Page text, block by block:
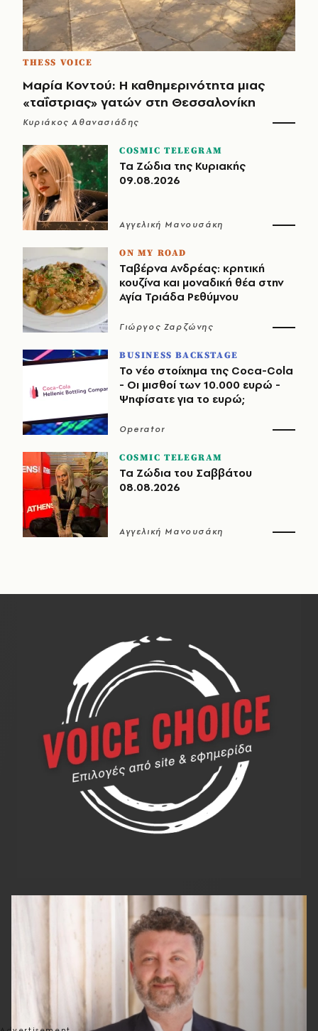
THESS VOICE
Μαρία Κοντού: Η καθημερινότητα μιας
«ταΐστριας» γατών στη Θεσσαλονίκη
Κυριάκος Αθανασιάδης
COSMIC TELEGRAM
Τα Ζώδια της Κυριακής
09.08.2026
Αγγελική Μανουσάκη
ON MY ROAD
Ταβέρνα Ανδρέας: κρητική
κουζίνα και μοναδική θέα στην
Αγία Τριάδα Ρεθύμνου
Γιώργος Ζαρζώνης
BUSINESS BACKSTAGE
Το νέο στοίχημα της Coca-Cola
- Οι μισθοί των 10.000 ευρώ -
Ψηφίσατε για το ευρώ;
Operator
COSMIC TELEGRAM
Τα Ζώδια του Σαββάτου
08.08.2026
Αγγελική Μανουσάκη